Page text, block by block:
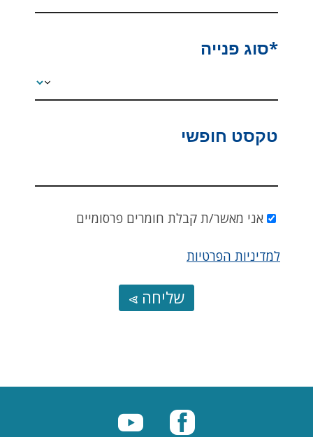
*סוג פנייה
טקסט חופשי
אני מאשר/ת קבלת חומרים פרסומיים
למדיניות הפרטיות
שליחה